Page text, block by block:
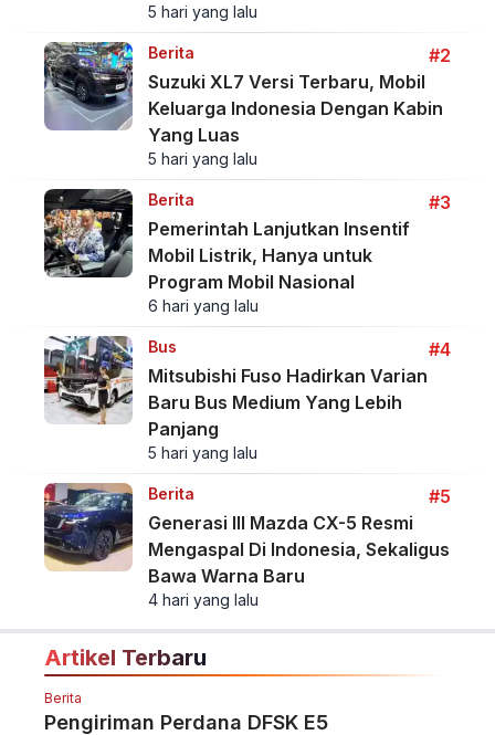
5 hari yang lalu
Berita
#2
Suzuki XL7 Versi Terbaru, Mobil
Keluarga Indonesia Dengan Kabin
Yang Luas
5 hari yang lalu
Berita
#3
Pemerintah Lanjutkan Insentif
Mobil Listrik, Hanya untuk
Program Mobil Nasional
6 hari yang lalu
Bus
#4
Mitsubishi Fuso Hadirkan Varian
Baru Bus Medium Yang Lebih
Panjang
5 hari yang lalu
Berita
#5
Generasi III Mazda CX-5 Resmi
Mengaspal Di Indonesia, Sekaligus
Bawa Warna Baru
4 hari yang lalu
Artikel Terbaru
Berita
Pengiriman Perdana DFSK E5